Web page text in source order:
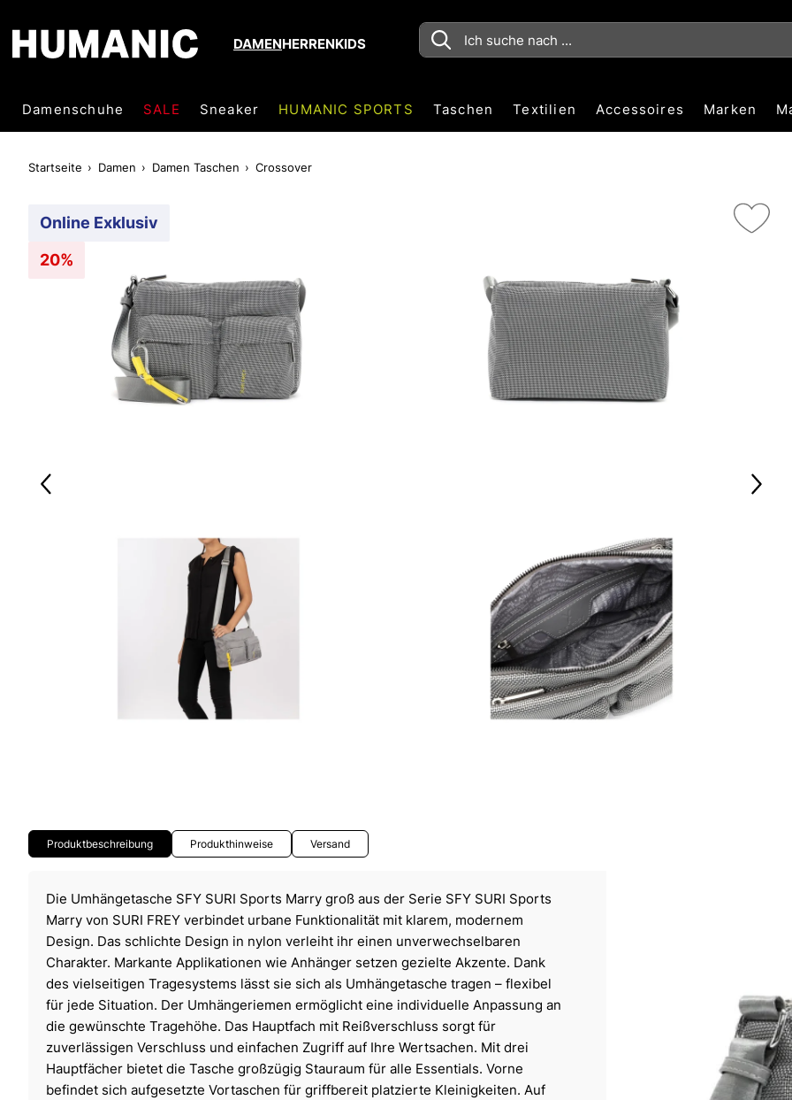
DAMENHERRENKIDS
Damenschuhe SALE Sneaker HUMANIC SPORTS Taschen Textilien Accessoires Marken
Startseite Damen Damen Taschen Crossover
Online Exklusiv
20%
Produktbeschreibung Produkthinweise Versand
Die Umhängetasche SFY SURI Sports Marry groß aus der Serie SFY SURI Sports
Marry von SURI FREY verbindet urbane Funktionalität mit klarem, modernem
Design. Das schlichte Design in nylon verleiht ihr einen unverwechselbaren
Charakter. Markante Applikationen wie Anhänger setzen gezielte Akzente. Dank
des vielseitigen Tragesystems lässt sie sich als Umhängetasche tragen – flexibel
für jede Situation. Der Umhängeriemen ermöglicht eine individuelle Anpassung an
die gewünschte Tragehöhe. Das Hauptfach mit Reißverschluss sorgt für
zuverlässigen Verschluss und einfachen Zugriff auf Ihre Wertsachen. Mit drei
Hauptfächer bietet die Tasche großzügig Stauraum für alle Essentials. Vorne
befindet sich aufgesetzte Vortaschen für griffbereit platzierte Kleinigkeiten. Auf